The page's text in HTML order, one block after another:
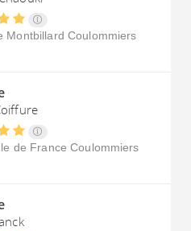
Montbillard Coulommiers
de France Coulommiers